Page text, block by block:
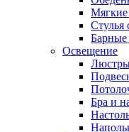
Мягкие
Стулья
Барные
Освещение
Бра и